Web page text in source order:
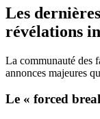
Les
révélations
La communauté des
annonces majeures
Le « forced